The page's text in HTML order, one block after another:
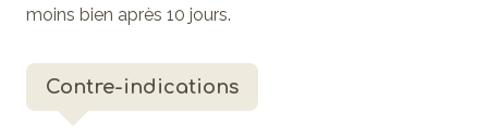
moins bien après 10 jours.
Contre-indications